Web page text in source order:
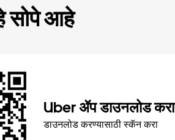
सोपे आहे
Uber ॲप डाउनलोड करा
डाउनलोड करण्यासाठी स्कॅन करा